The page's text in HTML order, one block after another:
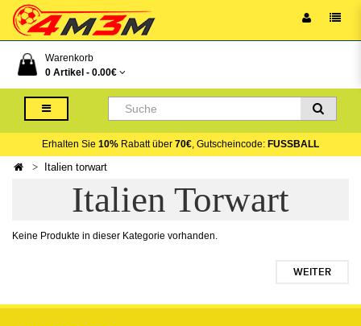
Warenkorb
0 Artikel - 0.00€
Erhalten Sie 10% Rabatt über 70€, Gutscheincode: FUSSBALL
Italien torwart
Italien Torwart
Keine Produkte in dieser Kategorie vorhanden.
WEITER